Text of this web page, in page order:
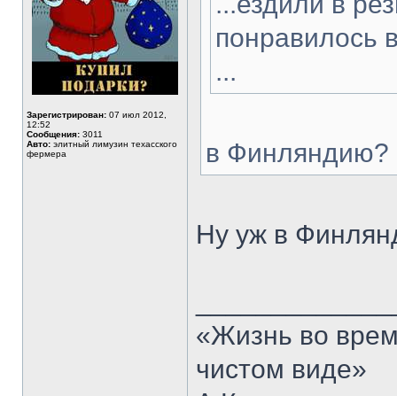
Зарегистрирован: 07 июл 2012,
12:52
Сообщения: 3011
Авто: элитный лимузин техасского
фермера
понравилось
...
в Финляндию?
Ну уж в
«Жизнь во
чистом виде»